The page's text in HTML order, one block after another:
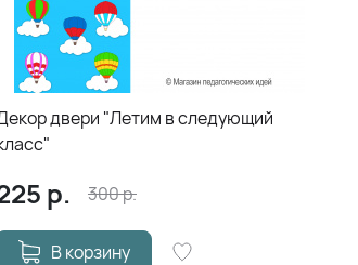
двери "Летим в следующий
р. 300р.
В корзину